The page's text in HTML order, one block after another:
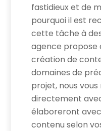
fastidieux et de
pourquoi il est
cette tâche à
agence propose
création de
domaines de
projet, nous
directement
élaboreront
contenu selon